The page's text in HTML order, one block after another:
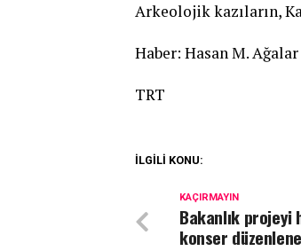
Arkeolojik kazıların,
Haber: Hasan M.
TRT
İLGİLİ KONU:
KAÇIRMAYIN
Bakanlık
konser